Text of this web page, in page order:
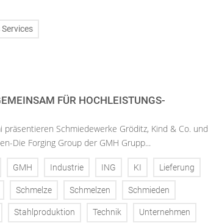
FÜR HOCHLEISTUNGS-
präsentieren Schmiedewerke Gröditz, Kind & Co. und
Die Forging Group der GMH Grupp...
GMH Industrie ING KI Lieferung
Schmelze Schmelzen Schmieden
Stahlproduktion Technik Unternehmen